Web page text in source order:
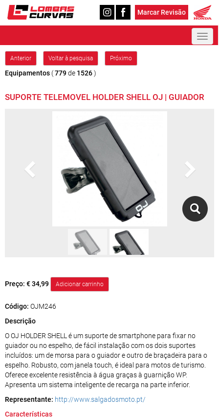
Marcar Revisão
Anterior Voltar à pesquisa Próximo
Equipamentos (779de 1526)
SUPORTE TELEMOVEL HOLDER SHELL OJ | GUIADOR
Preço: € 34,99
Código: OJM246
Descrição
O OJ HOLDER SHELL é um suporte de smartphone para fixar no
guiador ou no espelho, de fácil instalação com os dois suportes
incluídos: um de morsa para o guiador e outro de braçadeira para o
espelho. Robusto, com janela touch, é ideal para motos de turismo.
Oferece excelente resistência à água graças à guarnição WP.
Apresenta um sistema inteligente de recarga na parte inferior.
Representante: http://www.salgadosmoto.pt/
Características